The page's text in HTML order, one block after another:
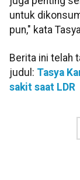
untuk
pun," kata
Berita ini telah
judul: Tasya
sakit saat LDR